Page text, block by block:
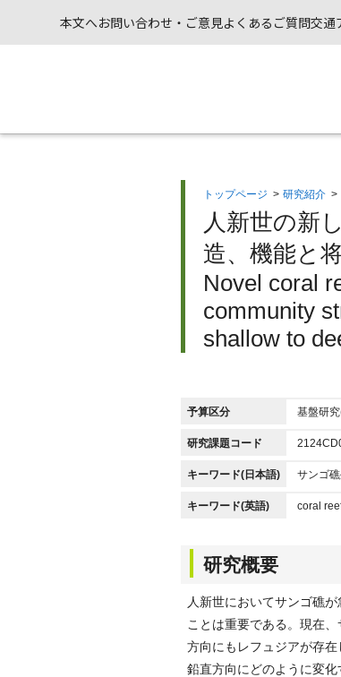
本文へお問い合わせ・ご意見よくあるご質問交通
トップページ > 研究紹介 >
人新世の新
造、機能と
Novel coral
community
shallow to
予算区分 基盤研
研究課題コード
キーワード(日本語) サンゴ
キーワード(英語) coral
研究概要
人新世においてサンゴ礁
ことは重要である。現在
方向にもレフュジアが存
鉛直方向にどのように変